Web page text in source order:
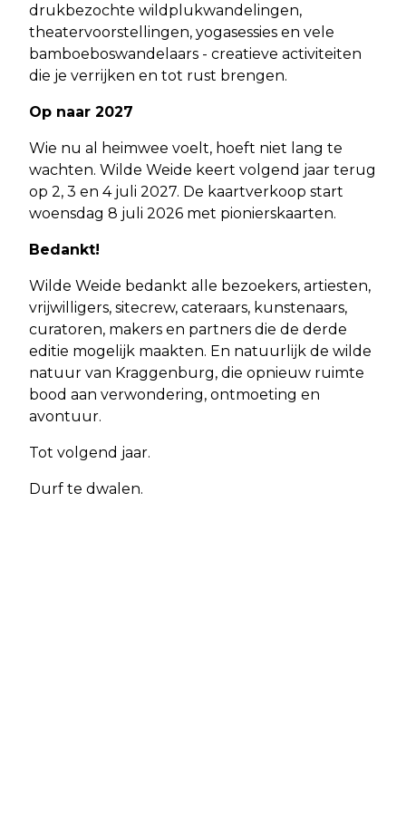
drukbezochte wildplukwandelingen,
theatervoorstellingen, yogasessies en vele
bamboeboswandelaars - creatieve activiteiten
die je verrijken en tot rust brengen.
Op naar 2027
Wie nu al heimwee voelt, hoeft niet lang te
wachten. Wilde Weide keert volgend jaar terug
op 2, 3 en 4 juli 2027. De kaartverkoop start
woensdag 8 juli 2026 met pionierskaarten.
Bedankt!
Wilde Weide bedankt alle bezoekers, artiesten,
vrijwilligers, sitecrew, cateraars, kunstenaars,
curatoren, makers en partners die de derde
editie mogelijk maakten. En natuurlijk de wilde
natuur van Kraggenburg, die opnieuw ruimte
bood aan verwondering, ontmoeting en
avontuur.
Tot volgend jaar.
Durf te dwalen.